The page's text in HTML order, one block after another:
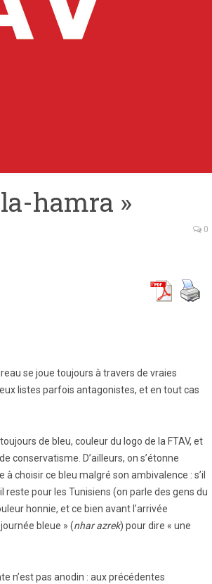
hamra »
0
se joue toujours à travers de vraies
listes parfois antagonistes, et en tout cas
de bleu, couleur du logo de la FTAV, et
conservatisme. D’ailleurs, on s’étonne
choisir ce bleu malgré son ambivalence : s’il
pour les Tunisiens (on parle des gens du
honnie, et ce bien avant l’arrivée
bleue » (nhar azrek) pour dire « une
n’est pas anodin : aux précédentes